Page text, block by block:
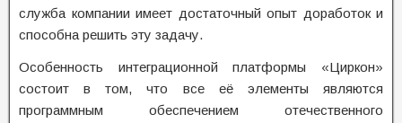
служба компании имеет достаточный опыт доработок и
способна решить эту задачу.
Особенность интеграционной платформы «Циркон»
состоит в том, что все её элементы являются
программным обеспечением отечественного